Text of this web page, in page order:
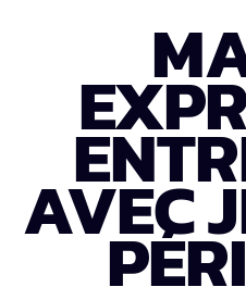
AVEC